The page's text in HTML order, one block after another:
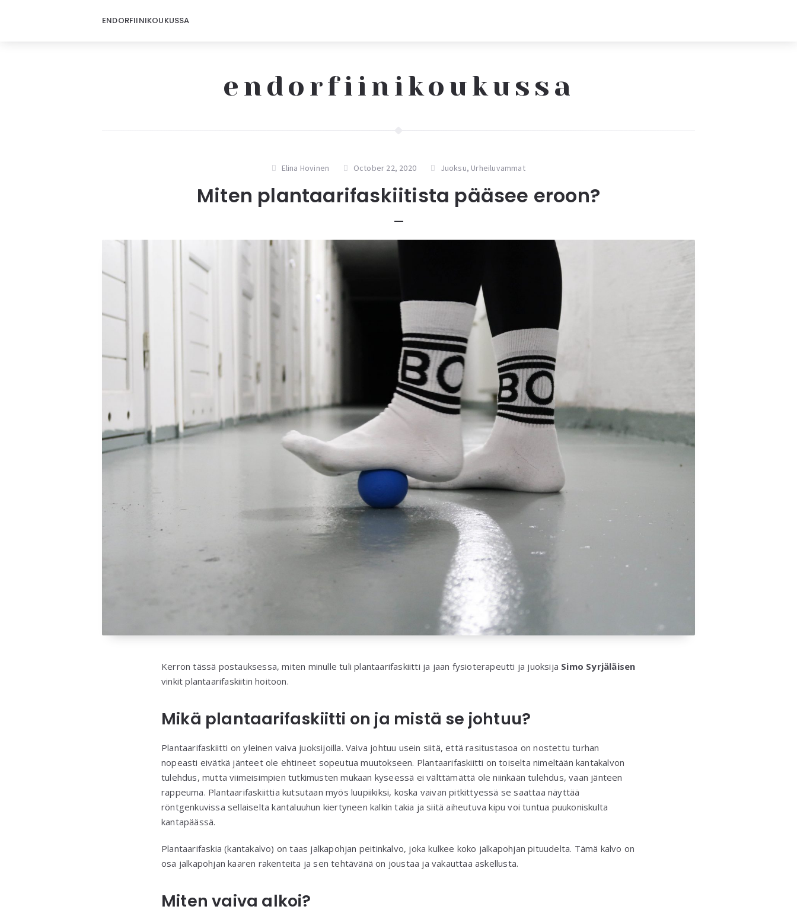
ENDORFIINIKOUKUSSA
endorfiinikoukussa
Elina Hovinen October 22, 2020 Juoksu, Urheiluvammat
Miten plantaarifaskiitista pääsee eroon?
Kerron tässä postauksessa, miten minulle tuli plantaarifaskiitti ja jaan fysioterapeutti ja juoksija Simo Syrjäläisen
vinkit plantaarifaskiitin hoitoon.
Mikä plantaarifaskiitti on ja mistä se johtuu?
Plantaarifaskiitti on yleinen vaiva juoksijoilla. Vaiva johtuu usein siitä, että rasitustasoa on nostettu turhan
nopeasti eivätkä jänteet ole ehtineet sopeutua muutokseen. Plantaarifaskiitti on toiselta nimeltään kantakalvon
tulehdus, mutta viimeisimpien tutkimusten mukaan kyseessä ei välttämättä ole niinkään tulehdus, vaan jänteen
rappeuma. Plantaarifaskiittia kutsutaan myös luupiikiksi, koska vaivan pitkittyessä se saattaa näyttää
röntgenkuvissa sellaiselta kantaluuhun kiertyneen kalkin takia ja siitä aiheutuva kipu voi tuntua puukoniskulta
kantapäässä.
Plantaarifaskia (kantakalvo) on taas jalkapohjan peitinkalvo, joka kulkee koko jalkapohjan pituudelta. Tämä kalvo on
osa jalkapohjan kaaren rakenteita ja sen tehtävänä on joustaa ja vakauttaa askellusta.
Miten vaiva alkoi?